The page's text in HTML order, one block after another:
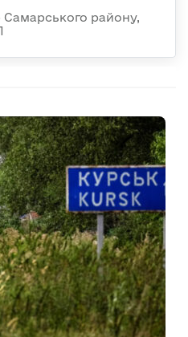
Самарського району,